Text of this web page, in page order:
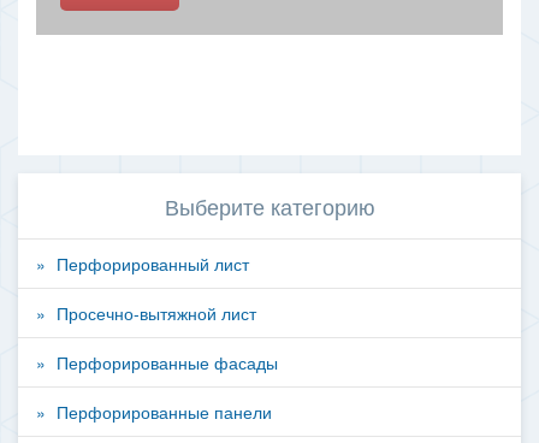
Выберите категорию
Перфорированный лист
Просечно-вытяжной лист
Перфорированные фасады
Перфорированные панели